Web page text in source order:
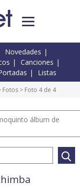
Novedades
Canciones
Listas
Fotos > Foto 4 de 4
álbum de